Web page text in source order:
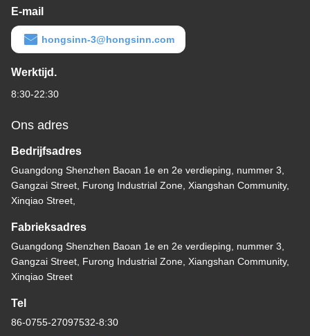
E-mail
hongsinn-3@hongsinn.com
Werktijd.
8:30-22:30
Ons adres
Bedrijfsadres
Guangdong Shenzhen Baoan 1e en 2e verdieping, nummer 3,
Gangzai Street, Furong Industrial Zone, Xiangshan Community,
Xinqiao Street,
Fabrieksadres
Guangdong Shenzhen Baoan 1e en 2e verdieping, nummer 3,
Gangzai Street, Furong Industrial Zone, Xiangshan Community,
Xinqiao Street
Tel
86-0755-27097532-8:30